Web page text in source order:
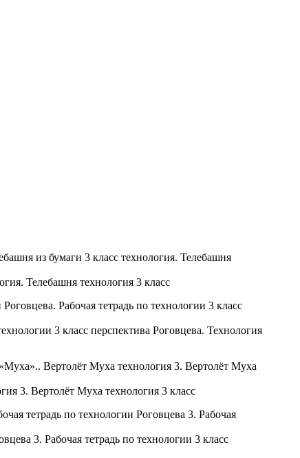
Телебашня технология 3 класс
3 класс перспектива Роговцева. Технология
3. Вертолёт Муха технология 3 класс
3. Рабочая тетрадь по технологии 3 класс